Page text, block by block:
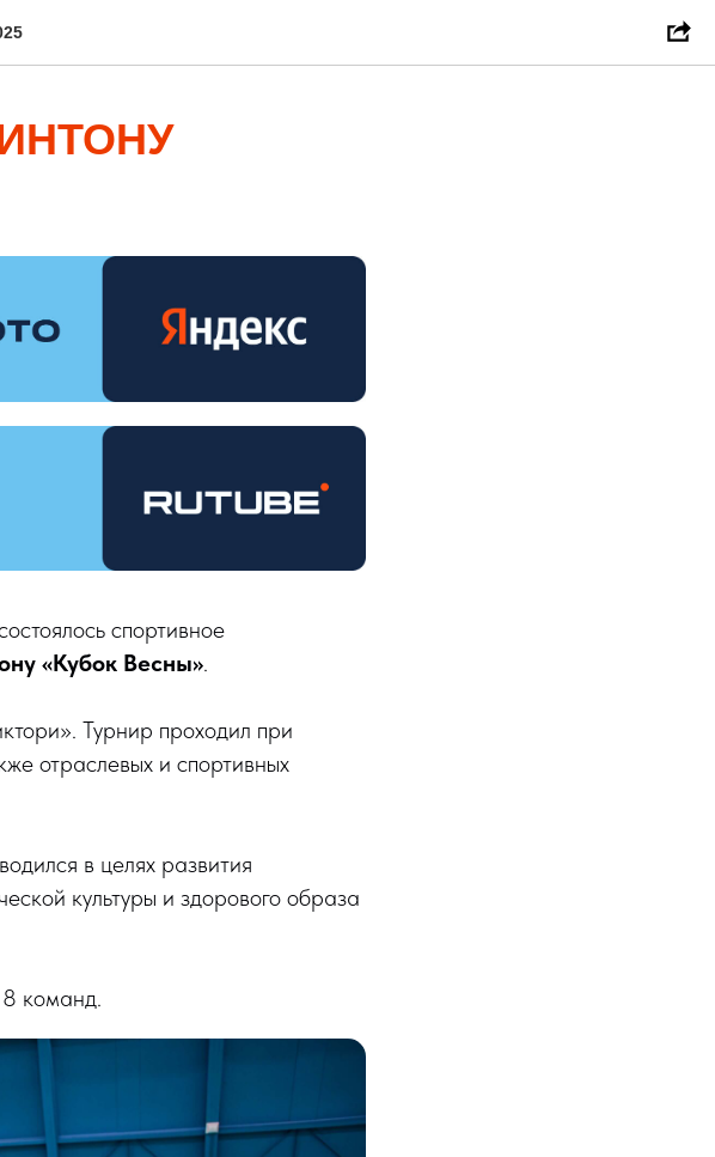
спортивное
«Кубок Весны».
Турнир проходил при
отраслевых и спортивных
в целях развития
культуры и здорового образа
8 команд.